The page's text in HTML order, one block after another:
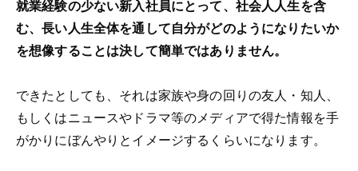
就業経験の少ない新入社員にとって、社会人人生を含
む、長い人生全体を通して自分がどのようになりたいか
を想像することは決して簡単ではありません。
できたとしても、それは家族や身の回りの友人・知人、
もしくはニュースやドラマ等のメディアで得た情報を手
がかりにぼんやりとイメージするくらいになります。